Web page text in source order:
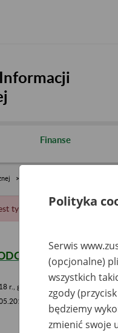
Finanse
tymczasowo niedostępny.
dla kandydatów
r., godz. 14:29
r., godz. 14:29
Polityka
Serwis
(opcjonalne)
wszystkich
zgody
będziemy
zmienić swoje